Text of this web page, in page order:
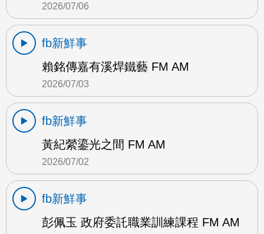
2026/07/06
fb新鮮事
賴銘傳嘉有溪焊鐵藝 FM AM
2026/07/03
fb新鮮事
黃紀縈鎏光之間 FM AM
2026/07/02
fb新鮮事
彭佩玉 政府委託職業訓練課程 FM AM